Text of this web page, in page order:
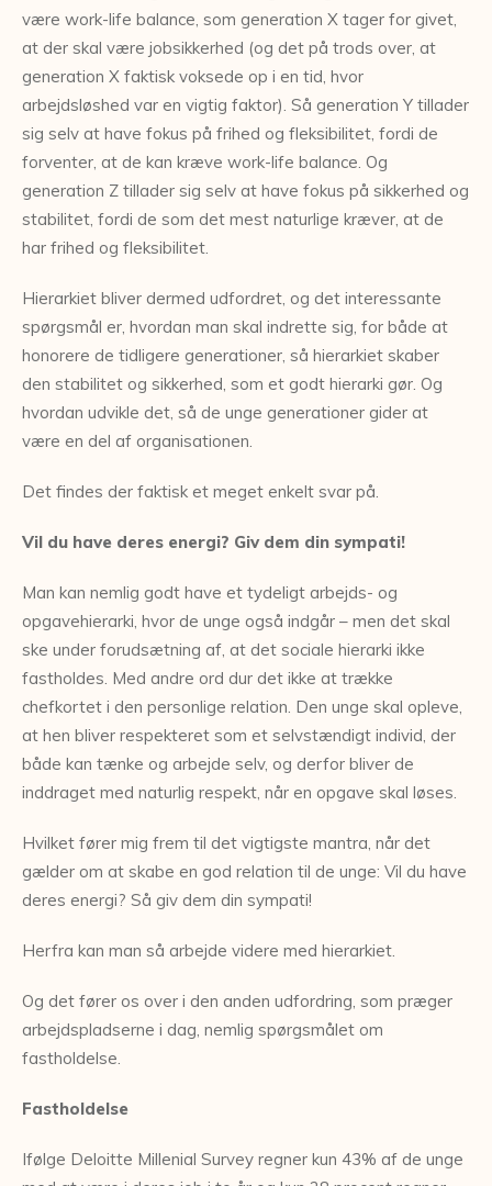
være work-life balance, som generation X tager for givet,
at der skal være jobsikkerhed (og det på trods over, at
generation X faktisk voksede op i en tid, hvor
arbejdsløshed var en vigtig faktor). Så generation Y tillader
sig selv at have fokus på frihed og fleksibilitet, fordi de
forventer, at de kan kræve work-life balance. Og
generation Z tillader sig selv at have fokus på sikkerhed og
stabilitet, fordi de som det mest naturlige kræver, at de
har frihed og fleksibilitet.
Hierarkiet bliver dermed udfordret, og det interessante
spørgsmål er, hvordan man skal indrette sig, for både at
honorere de tidligere generationer, så hierarkiet skaber
den stabilitet og sikkerhed, som et godt hierarki gør. Og
hvordan udvikle det, så de unge generationer gider at
være en del af organisationen.
Det findes der faktisk et meget enkelt svar på.
Vil du have deres energi? Giv dem din sympati!
Man kan nemlig godt have et tydeligt arbejds- og
opgavehierarki, hvor de unge også indgår – men det skal
ske under forudsætning af, at det sociale hierarki ikke
fastholdes. Med andre ord dur det ikke at trække
chefkortet i den personlige relation. Den unge skal opleve,
at hen bliver respekteret som et selvstændigt individ, der
både kan tænke og arbejde selv, og derfor bliver de
inddraget med naturlig respekt, når en opgave skal løses.
Hvilket fører mig frem til det vigtigste mantra, når det
gælder om at skabe en god relation til de unge: Vil du have
deres energi? Så giv dem din sympati!
Herfra kan man så arbejde videre med hierarkiet.
Og det fører os over i den anden udfordring, som præger
arbejdspladserne i dag, nemlig spørgsmålet om
fastholdelse.
Fastholdelse
Ifølge Deloitte Millenial Survey regner kun 43% af de unge